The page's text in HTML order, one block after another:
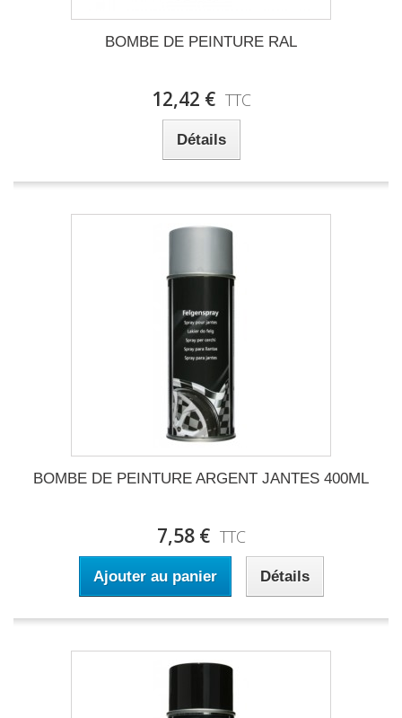
BOMBE DE PEINTURE RAL
12,42 € TTC
Détails
BOMBE DE PEINTURE ARGENT JANTES 400ML
7,58 € TTC
Ajouter au panier Détails